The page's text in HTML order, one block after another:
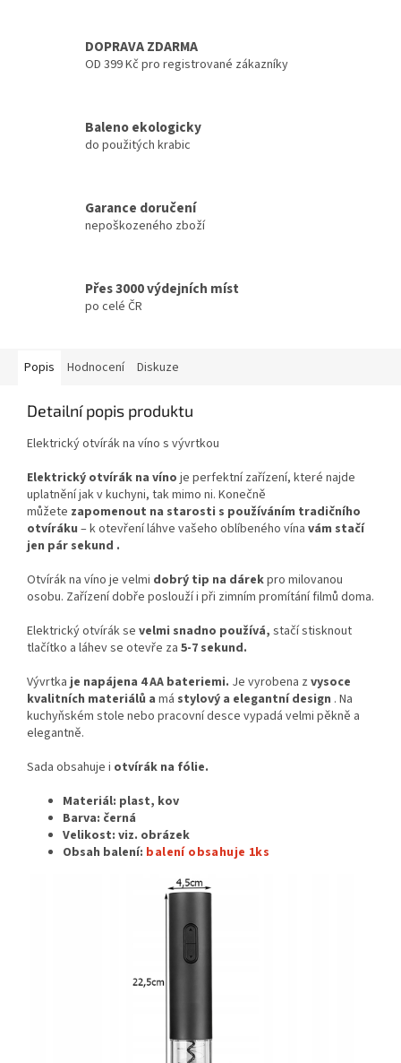
DOPRAVA ZDARMA
OD 399 Kč pro registrované zákazníky
Baleno ekologicky
do použitých krabic
Garance doručení
nepoškozeného zboží
Přes 3000 výdejních míst
po celé ČR
Popis Hodnocení Diskuze
Detailní popis produktu
Elektrický otvírák na víno s vývrtkou
Elektrický otvírák na víno je perfektní zařízení, které najde
uplatnění jak v kuchyni, tak mimo ni. Konečně
můžete zapomenout na starosti s používáním tradičního
otvíráku – k otevření láhve vašeho oblíbeného vína vám stačí
jen pár sekund .
Otvírák na víno je velmi dobrý tip na dárekpro milovanou
osobu. Zařízení dobře poslouží i při zimním promítání filmů doma.
Elektrický otvírák se velmi snadno používá, stačí stisknout
tlačítko a láhev se otevře za 5-7 sekund.
Vývrtkaje napájena 4 AA bateriemi. Je vyrobena z vysoce
kvalitních materiálů a má stylový a elegantní design . Na
kuchyňském stole nebo pracovní desce vypadá velmi pěkně a
elegantně.
Sada obsahuje i otvírák na fólie.
Materiál: plast, kov
Barva: černá
Velikost: viz. obrázek
Obsah balení: balení obsahuje 1ks